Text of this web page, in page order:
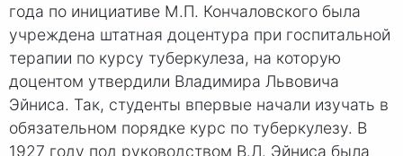
года по инициативе М.П. Кончаловского была
учреждена штатная доцентура при госпитальной
терапии по курсу туберкулеза, на которую
доцентом утвердили Владимира Львовича
Эйниса. Так, студенты впервые начали изучать в
обязательном порядке курс по туберкулезу. В
1927 году под руководством В.Л. Эйниса была